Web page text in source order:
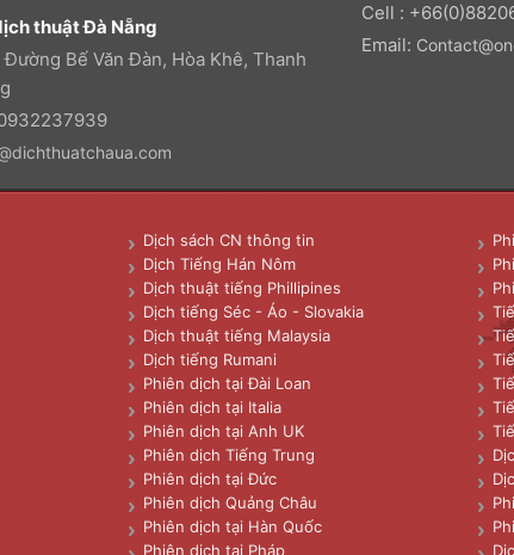
thuật Đà Nẵng
Bế Văn Đàn, Hòa Khê, Thanh
Cell :
Email:
Dịch sách CN thông tin
Dịch Tiếng Hán Nôm
Dịch thuật tiếng Phillipines
Dịch tiếng Séc - Áo - Slovakia
Dịch thuật tiếng Malaysia
Dịch tiếng Rumani
Phiên dịch tại Đài Loan
Phiên dịch tại Italia
Phiên dịch tại Anh UK
Phiên dịch Tiếng Trung
Phiên dịch tại Đức
Phiên dịch Quảng Châu
Phiên dịch tại Hàn Quốc
Phiên dịch tại Pháp